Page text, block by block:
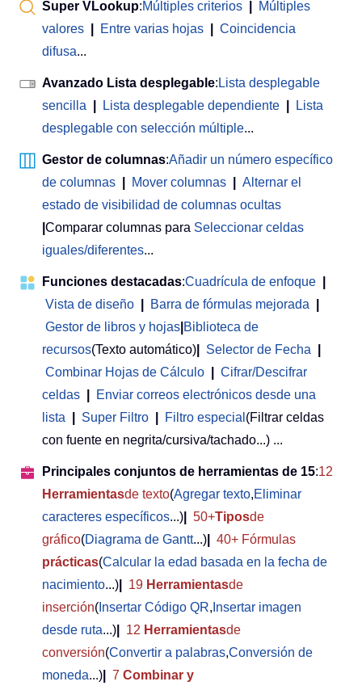
Super VLookup:Múltiples criterios
Múltiples
valores
Entre varias hojas
Coincidencia
difusa...
Avanzado Lista desplegable: Lista desplegable
sencilla
Lista desplegable dependiente
Lista
desplegable con selección múltiple...
Gestor de columnas:Añadir un número específico
de columnas
Mover columnas
Alternar el
estado de visibilidad de columnas ocultas
Comparar columnas para Seleccionar celdas
iguales/diferentes...
Funciones destacadas:Cuadrícula de enfoque
Vista de diseño
Barra de fórmulas mejorada
Gestor de libros y hojas Biblioteca de
recursos(Texto automático) Selector de Fecha
Combinar Hojas de Cálculo
Cifrar/Descifrar
celdas
Enviar correos electrónicos desde una
lista
Super Filtro Filtro especial (Filtrar celdas
con fuente en negrita/cursiva/tachado...) ...
Principales conjuntos de herramientas de 15:12
Herramientasde texto(Agregar texto,Eliminar
caracteres específicos...) 50+Tiposde
gráfico(Diagrama de Gantt...)
40+ Fórmulas
prácticas(Calcular la edad basada en la fecha de
nacimiento...) 19 Herramientasde
inserción( Insertar Código QR, Insertar imagen
desde ruta...) 12 Herramientasde
conversión(Convertir a palabras,Conversión de
moneda...) 7 Combinar y